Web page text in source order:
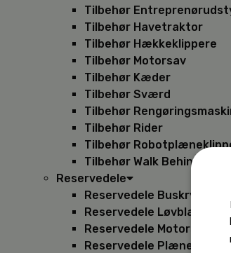
Tilbehør
Tilbehør Havetraktor
Tilbehør Hækkeklippere
Tilbehør Motorsav
Tilbehør Kæder
Tilbehør Sværd
Tilbehør
Tilbehør Rider
Tilbehør
Tilbehør Walk Behind
Reservedele
Reservedele Buskryddere
Reservedele Løvblæsere
Reservedele Motorsave
Reservedele